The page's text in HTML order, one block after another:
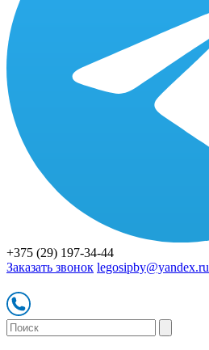
+375 (29) 197-34-44
Заказать звонок legosipby@yandex.ru